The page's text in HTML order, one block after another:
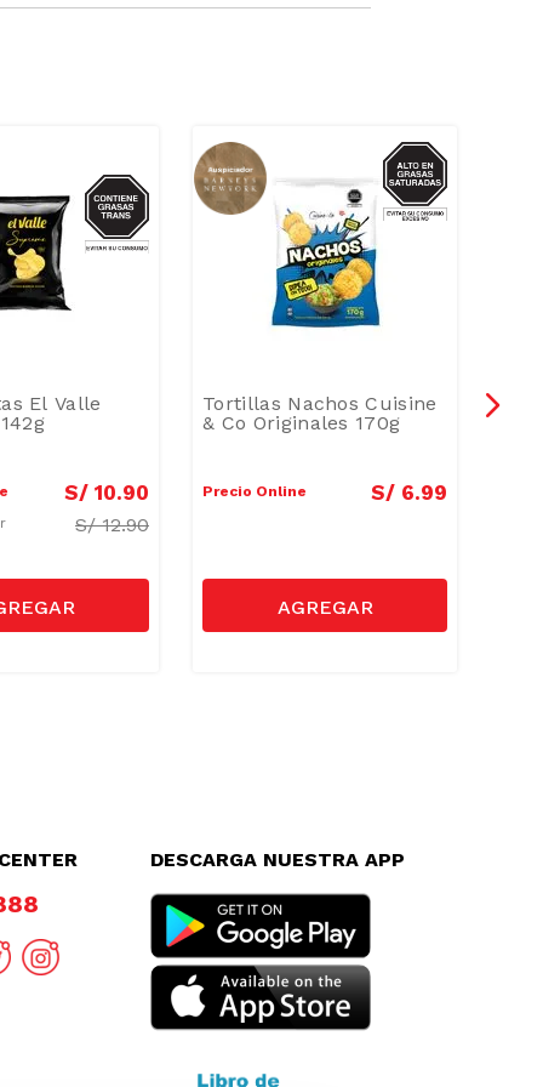
GRASAS-
TRANS
El Valle
S/ 10.90
S/12.90
GRASAS-
SAT
Tortillas Nachos Cuisine
& Co Originales 170g
Precio Online S/ 6.99
DESCARGA NUESTRA APP